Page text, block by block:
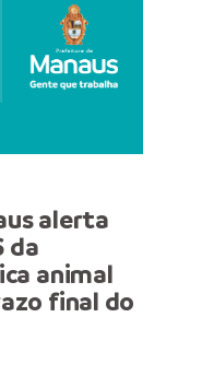
alerta
da
animal
final do